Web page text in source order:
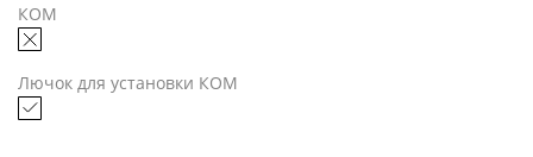
КОМ
Лючок для установки КОМ